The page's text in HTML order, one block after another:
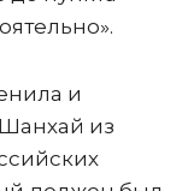
и
из